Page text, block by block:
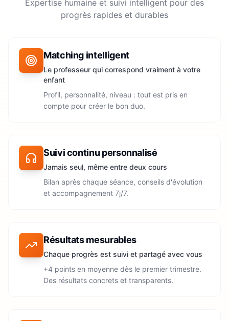
Expertise humaine et suivi intelligent pour des
progrès rapides et durables
Matching intelligent
Le professeur qui correspond vraiment à votre
enfant
Profil, personnalité, niveau : tout est pris en
compte pour créer le bon duo.
Suivi continu personnalisé
Jamais seul, même entre deux cours
Bilan après chaque séance, conseils d'évolution
et accompagnement 7j/7.
Résultats mesurables
Chaque progrès est suivi et partagé avec vous
+4 points en moyenne dès le premier trimestre.
Des résultats concrets et transparents.